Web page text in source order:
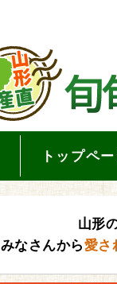
トップペ
山形
みなさんから愛さ